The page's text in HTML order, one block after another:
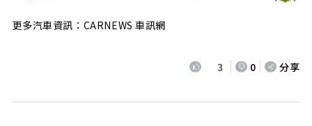
更多汽車資訊：CARNEWS 車訊網
3 0 分享